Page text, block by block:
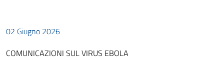
02 Giugno 2026
COMUNICAZIONI SUL VIRUS EBOLA